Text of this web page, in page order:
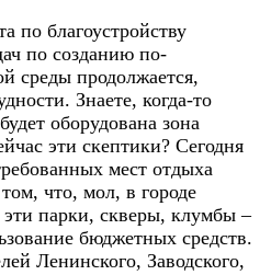
по благоустройству
по созданию по-
среды продолжается,
Знаете, когда-то
оборудована зона
эти скептики? Сегодня
мест отдыха
что, мол, в городе
эти парки, скверы, клумбы –
бюджетных средств.
Ленинского, Заводского,